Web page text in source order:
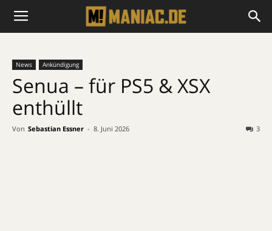
News Ankündigung
Senua – für PS5 & XSX
enthüllt
Von Sebastian Essner - 8. Juni 2026 3